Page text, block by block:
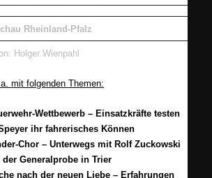
Rheinland-Pfalz
Holger Wienpahl
mit folgenden Themen:
Wettbewerb – Einsatzkräfte testen
ihr fahrerisches Können
Chor – Unterwegs mit Rolf Zuckowski
der Generalprobe in Trier
nach der neuen Liebe – Erfahrungen